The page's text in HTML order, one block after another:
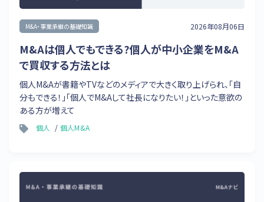
M&A・事業承継の基礎知識 2026年08月06日
M&Aは個人でもできる?個人が中小企業をM&A
で買収する方法とは
個人M&Aが書籍やTVなどのメディアで大きく取り上げられ、「自
分もできる！」「個人でM&Aして社長になりたい！」といった意欲の
ある方が増えて
個人 個人M&A